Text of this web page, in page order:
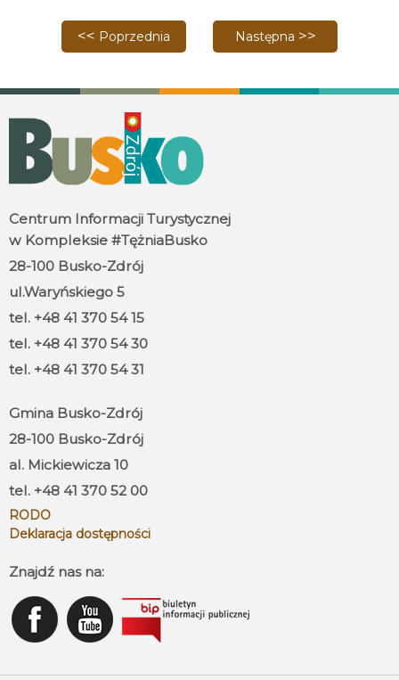
Poprzednia strona: Rozbudowa Domu
Poprzednia Następna strona:
Następna
Centrum Informacji Turystycznej
w Kompleksie #TężniaBusko
28-100 Busko-Zdrój
ul.Waryńskiego 5
tel. +48 41 370 54 15
tel. +48 41 370 54 30
tel. +48 41 370 54 31
Gmina Busko-Zdrój
28-100 Busko-Zdrój
al. Mickiewicza 10
tel. +48 41 370 52 00
RODO
Deklaracja dostępności
Znajdź nas na: